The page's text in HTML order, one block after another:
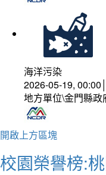
海洋污染
2026-05-19,
地方單位\金門縣
開啟上方區塊
校園榮譽榜: